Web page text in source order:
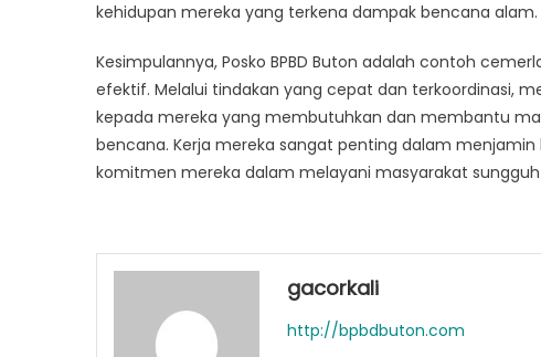
kehidupan mereka yang terkena dampak bencana alam.
Kesimpulannya, Posko BPBD Buton adalah contoh
efektif. Melalui tindakan yang cepat dan terkoordinasi,
kepada mereka yang membutuhkan dan membantu
bencana. Kerja mereka sangat penting dalam
komitmen mereka dalam melayani masyarakat sungguh
gacorkali
http://bpbdbuton.com